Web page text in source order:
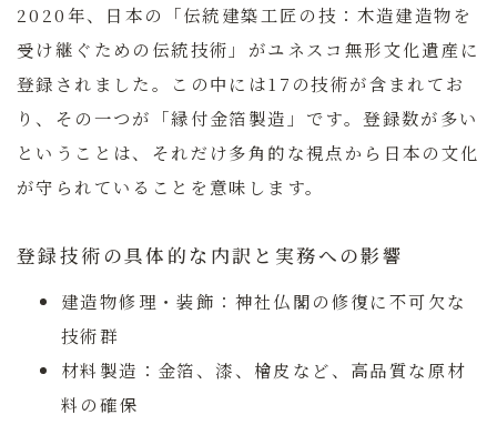
2020年、日本の「伝統建築工匠の技：木造建造物を
受け継ぐための伝統技術」がユネスコ無形文化遺産に
登録されました。この中には17の技術が含まれてお
り、その一つが「縁付金箔製造」です。登録数が多い
ということは、それだけ多角的な視点から日本の文化
が守られていることを意味します。
登録技術の具体的な内訳と実務への影響
建造物修理・装飾： 神社仏閣の修復に不可欠な
技術群
材料製造： 金箔、漆、檜皮など、高品質な原材
料の確保